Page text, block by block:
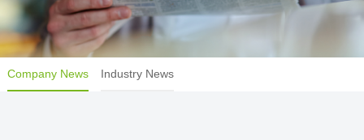
Company News Industry News